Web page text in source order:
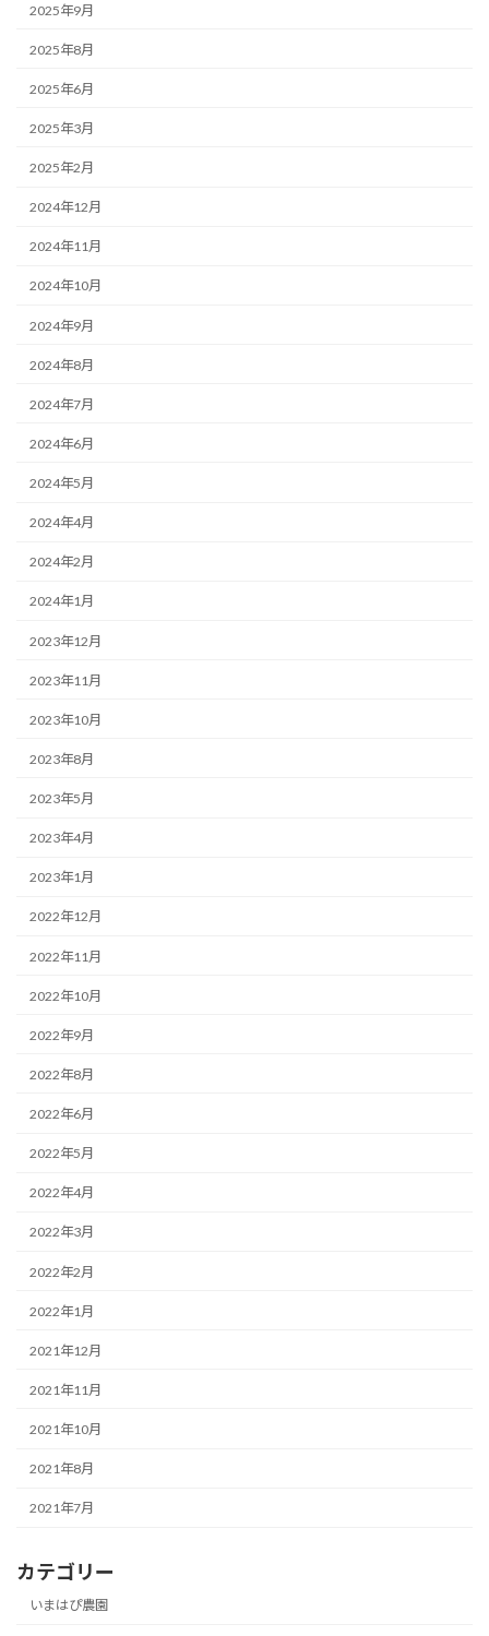
2025年9月
2025年8月
2025年6月
2025年3月
2025年2月
2024年12月
2024年11月
2024年10月
2024年9月
2024年8月
2024年7月
2024年6月
2024年5月
2024年4月
2024年2月
2024年1月
2023年12月
2023年11月
2023年10月
2023年8月
2023年5月
2023年4月
2023年1月
2022年12月
2022年11月
2022年10月
2022年9月
2022年8月
2022年6月
2022年5月
2022年4月
2022年3月
2022年2月
2022年1月
2021年12月
2021年11月
2021年10月
2021年8月
2021年7月
カテゴリー
いまはぴ農園